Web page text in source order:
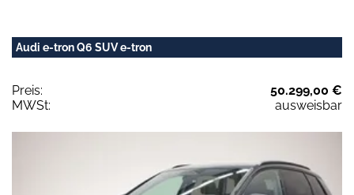
Audi e-tron Q6 SUV e-tron
Preis:
50.299,00 €
MWSt:
ausweisbar